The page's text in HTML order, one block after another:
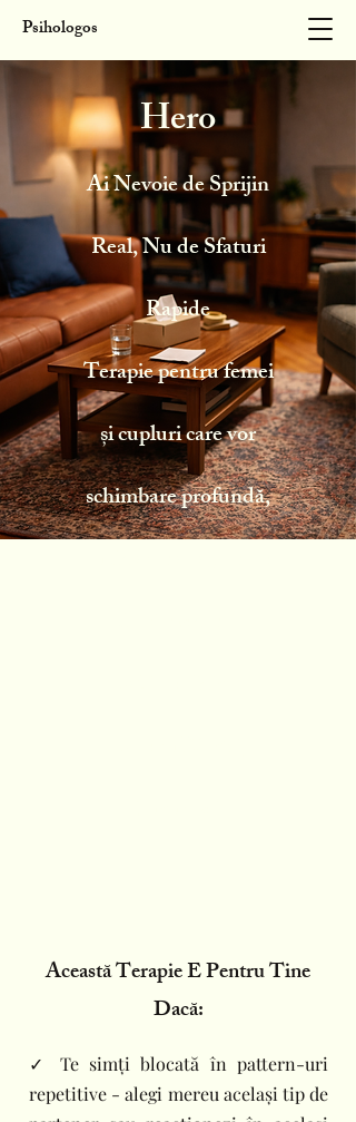
Psihologos
Hero
Ai Nevoie de Sprijin
Real, Nu de Sfaturi
Rapide
Terapie pentru femei
și cupluri care vor
schimbare profundă,
Această Terapie E Pentru Tine
Dacă:
✓ Te simți blocată în pattern-uri
repetitive - alegi mereu același tip de